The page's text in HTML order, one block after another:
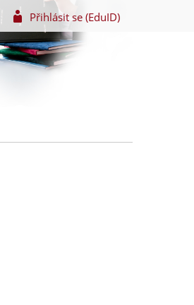
Přihlásit se (EduID)